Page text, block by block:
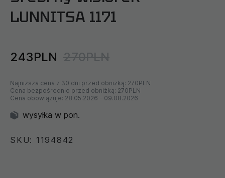
LUNNITSA 1171
243PLN 270PLN
Najniższa cena z 30 dni przed obniżką: 270PLN
Cena bezpośrednio przed obniżką: 270PLN
Cena obowiązuje: 28.05.2026 - 09.08.2026
wysyłka w pon.
SKU: 1194842